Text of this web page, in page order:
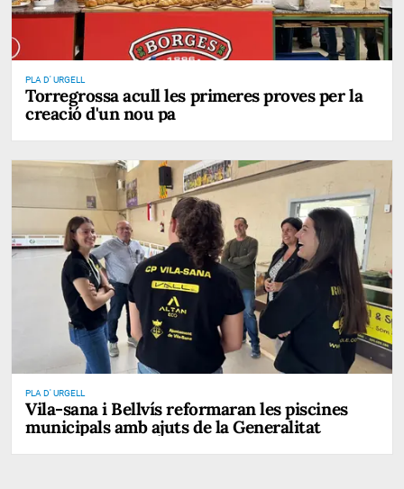
PLA D' URGELL
Torregrossa acull les primeres proves per la
creació d'un nou pa
PLA D' URGELL
Vila-sana i Bellvís reformaran les piscines
municipals amb ajuts de la Generalitat